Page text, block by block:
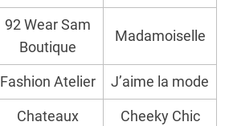
92 Wear Sam
Boutique
Madamoiselle
Fashion Atelier J’aime la mode
Chateaux Cheeky Chic